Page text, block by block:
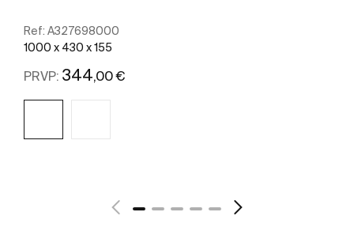
Ref: A327698000
1000 x 430 x 155
PRVP: 344,00 €